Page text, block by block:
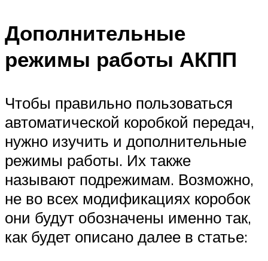
Дополнительные
режимы работы АКПП
Чтобы правильно пользоваться
автоматической коробкой передач,
нужно изучить и дополнительные
режимы работы. Их также
называют подрежимам. Возможно,
не во всех модификациях коробок
они будут обозначены именно так,
как будет описано далее в статье: